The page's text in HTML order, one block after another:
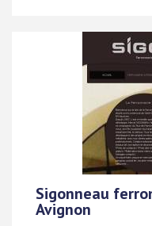
Sigonneau
Avignon